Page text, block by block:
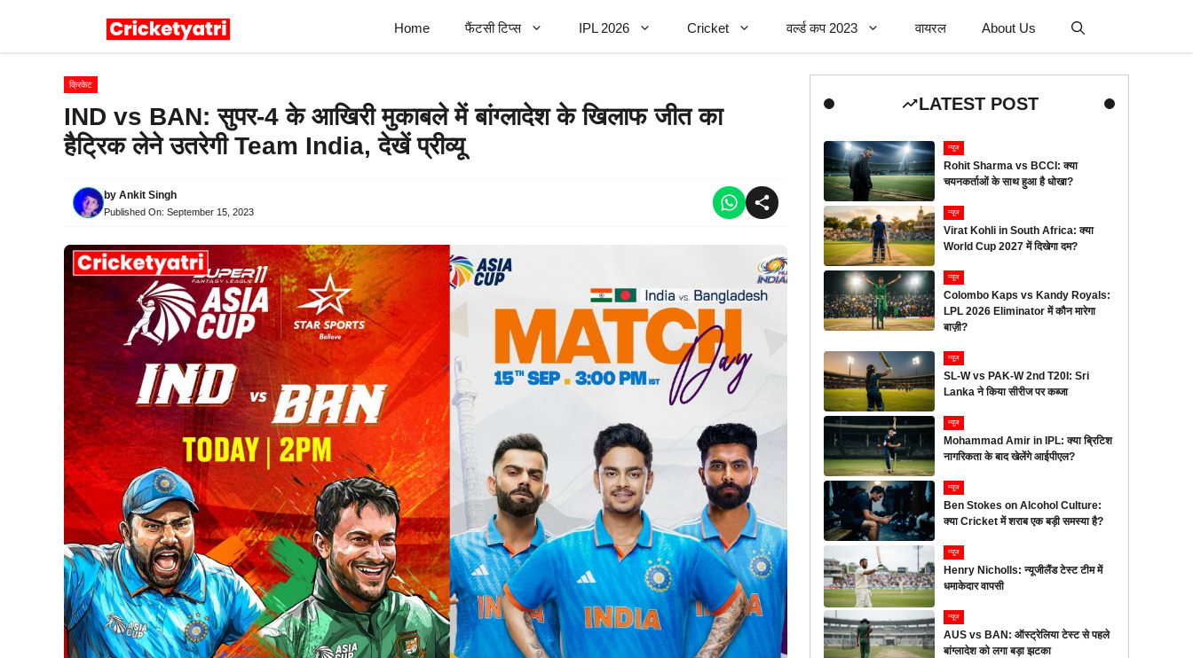
Home फैंटसी टिप्स IPL 2026 Cricket वर्ल्ड कप 2023 वायरल About Us
क्रिकेट
IND vs BAN: सुपर-4 के आखिरी मुकाबले में बांग्लादेश के खिलाफ जीत का
हैट्रिक लेने उतरेगी Team India, देखें प्रीव्यू
by Ankit Singh
Published On: September 15, 2023
LATEST POST
न्यूज
Rohit Sharma vs BCCI: क्या
चयनकर्ताओं के साथ हुआ है धोखा?
न्यूज
Virat Kohli in South Africa: क्या
World Cup 2027 में दिखेगा दम?
न्यूज
Colombo Kaps vs Kandy Royals:
LPL 2026 Eliminator में कौन मारेगा
बाज़ी?
न्यूज
SL-W vs PAK-W 2nd T20I: Sri
Lanka ने किया सीरीज पर कब्जा
न्यूज
Mohammad Amir in IPL: क्या ब्रिटिश
नागरिकता के बाद खेलेंगे आईपीएल?
न्यूज
Ben Stokes on Alcohol Culture:
क्या Cricket में शराब एक बड़ी समस्या है?
न्यूज
Henry Nicholls: न्यूजीलैंड टेस्ट टीम में
धमाकेदार वापसी
न्यूज
AUS vs BAN: ऑस्ट्रेलिया टेस्ट से पहले
बांग्लादेश को लगा बड़ा झटका